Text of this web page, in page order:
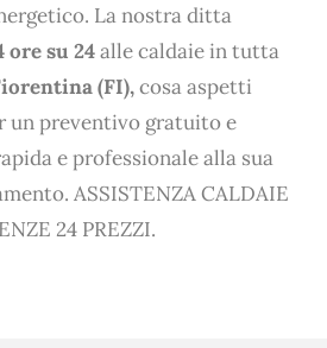
La nostra ditta
ore su 24 alle caldaie in tutta
(FI), cosa aspetti
un preventivo gratuito e
e professionale alla sua
ASSISTENZA CALDAIE
24 PREZZI.